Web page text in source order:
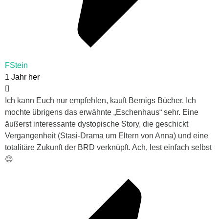
FStein
1 Jahr her
Ich kann Euch nur empfehlen, kauft Bernigs Bücher. Ich
mochte übrigens das erwähnte „Eschenhaus“ sehr. Eine
äußerst interessante dystopische Story, die geschickt
Vergangenheit (Stasi-Drama um Eltern von Anna) und eine
totalitäre Zukunft der BRD verknüpft. Ach, lest einfach selbst
😉